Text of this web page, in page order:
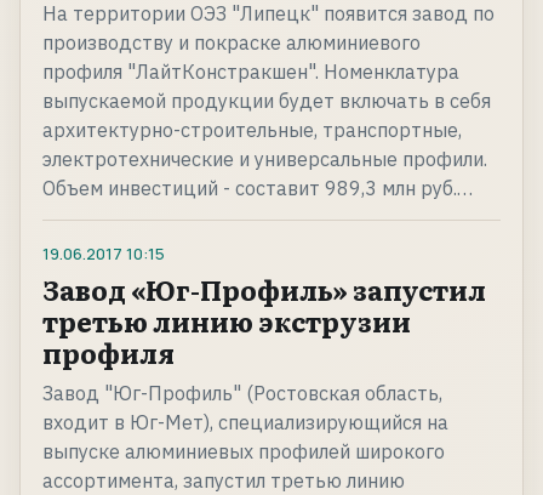
На территории ОЭЗ "Липецк" появится завод по
производству и покраске алюминиевого
профиля "ЛайтКонстракшен". Номенклатура
выпускаемой продукции будет включать в себя
архитектурно-строительные, транспортные,
электротехнические и универсальные профили.
Объем инвестиций - составит 989,3 млн руб.…
19.06.2017 10:15
Завод «Юг-Профиль» запустил
третью линию экструзии
профиля
Завод "Юг-Профиль" (Ростовская область,
входит в Юг-Мет), специализирующийся на
выпуске алюминиевых профилей широкого
ассортимента, запустил третью линию